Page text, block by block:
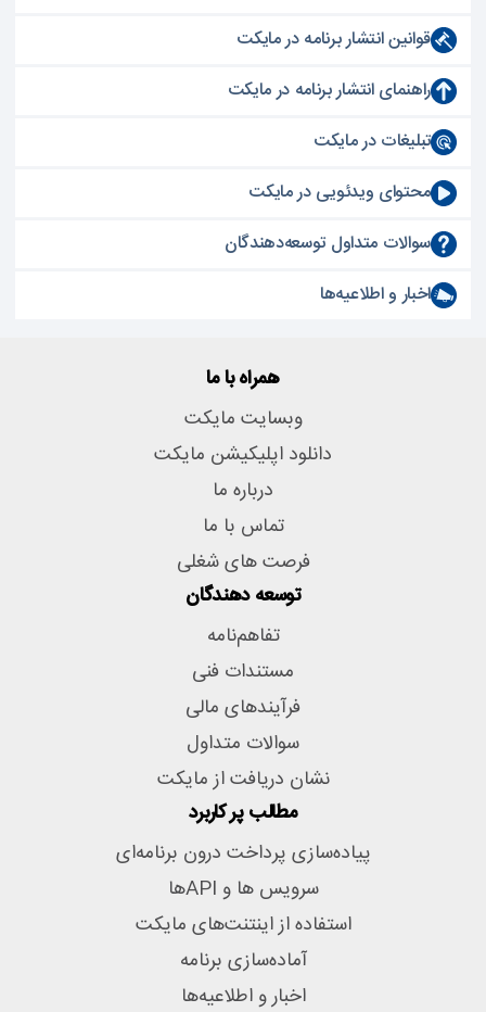
قوانین انتشار برنامه در مایکت
راهنمای انتشار برنامه در مایکت
تبلیغات در مایکت
محتوای ویدئویی در مایکت
سوالات متداول توسعه‌دهندگان
اخبار و اطلاعیه‌ها
همراه با ما
وبسایت مایکت
دانلود اپلیکیشن مایکت
درباره ما
تماس با ما
فرصت های شغلی
توسعه دهندگان
تفاهم‌نامه
مستندات فنی
فرآیندهای مالی
سوالات متداول
نشان دریافت از مایکت
مطالب پر کاربرد
پیاده‌سازی پرداخت درون برنامه‌ای
سرویس ها و APIها
استفاده از اینتنت‌های مایکت
آماده‌سازی برنامه
اخبار و اطلاعیه‌ها